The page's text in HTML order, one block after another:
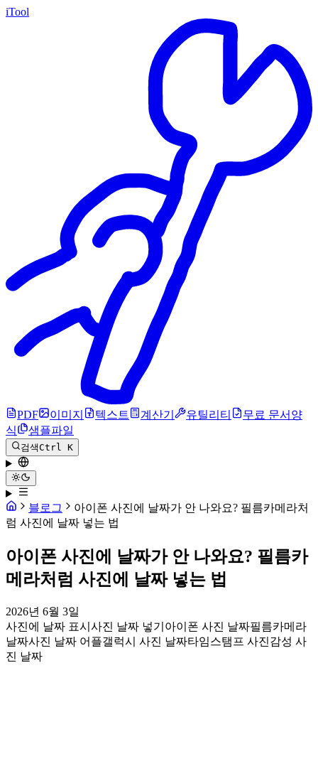
iTool
PDF 이미지 텍스트 계산기 유틸리티
무료 문서양
식
샘플파일
검색Ctrl K
블로그
아이폰 사진에 날짜가 안 나와요? 필름카메라처
럼 사진에 날짜 넣는 법
아이폰 사진에 날짜가 안 나와요? 필름카
메라처럼 사진에 날짜 넣는 법
2026년 6월 3일
사진에 날짜 표시 사진 날짜 넣기 아이폰 사진 날짜필름카메라
날짜사진 날짜 어플갤럭시 사진 날짜타임스탬프 사진감성 사
진 날짜